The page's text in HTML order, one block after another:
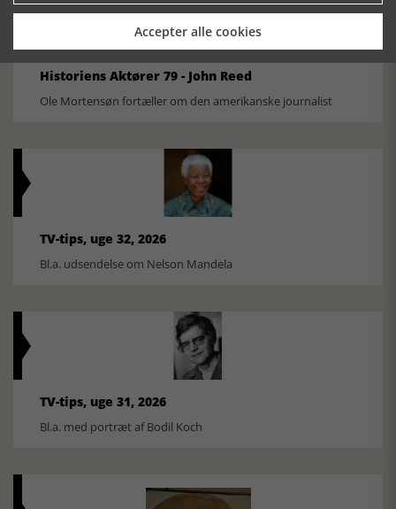
Historiens Aktører 79 - John Reed
Ole Mortensøn fortæller om den amerikanske journalist
TV-tips, uge 32, 2026
Bl.a. udsendelse om Nelson Mandela
TV-tips, uge 31, 2026
Bl.a. med portræt af Bodil Koch
Accepter alle cookies